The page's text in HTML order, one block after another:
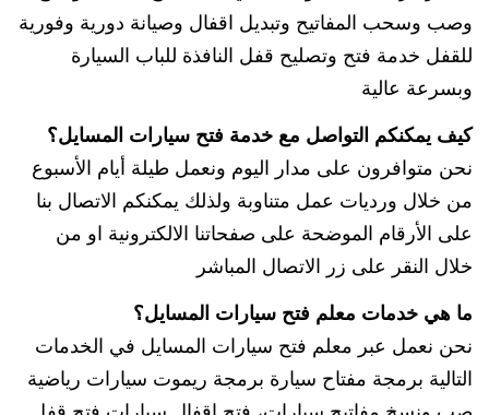
وصب وسحب المفاتيح وتبديل اقفال وصيانة دورية وفورية
للقفل خدمة فتح وتصليح قفل النافذة للباب السيارة
وبسرعة عالية
كيف يمكنكم التواصل مع خدمة فتح سيارات المسايل؟
نحن متوافرون على مدار اليوم ونعمل طيلة أيام الأسبوع
من خلال ورديات عمل متناوبة ولذلك يمكنكم الاتصال بنا
على الأرقام الموضحة على صفحاتنا الالكترونية او من
خلال النقر على زر الاتصال المباشر
ما هي خدمات معلم فتح سيارات المسايل؟
نحن نعمل عبر معلم فتح سيارات المسايل في الخدمات
التالية برمجة مفتاح سيارة برمجة ريموت سيارات رياضية